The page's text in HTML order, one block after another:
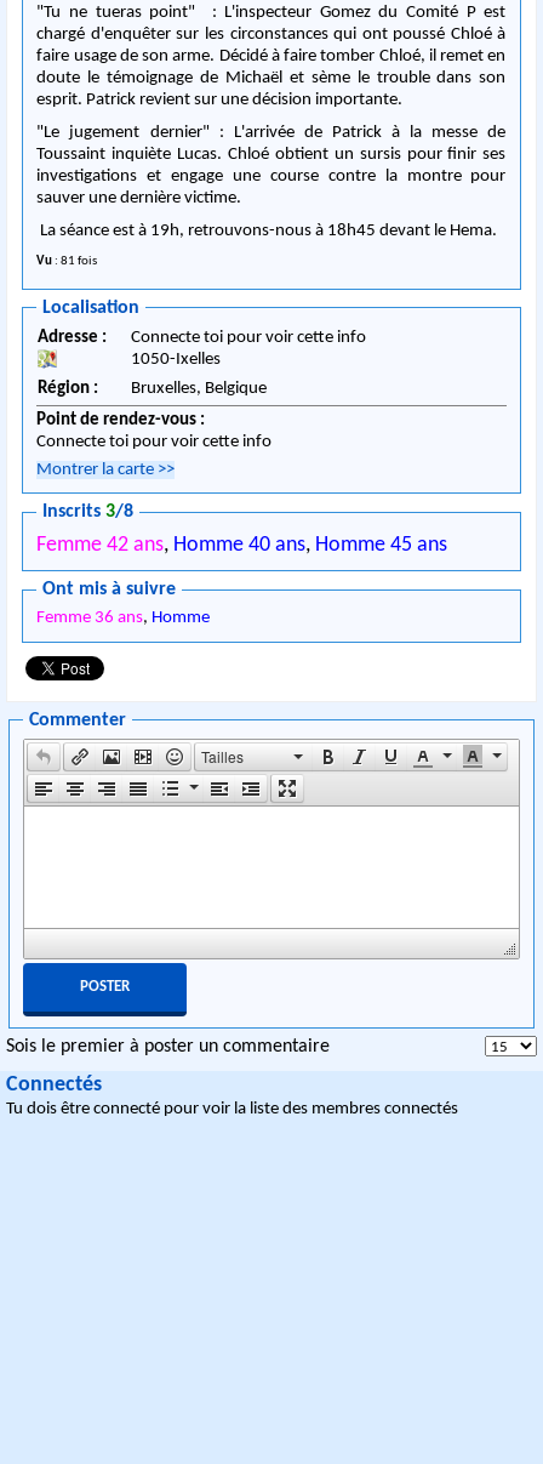
"Tu ne tueras point" : L'inspecteur Gomez du Comité P est
chargé d'enquêter sur les circonstances qui ont poussé Chloé à
faire usage de son arme. Décidé à faire tomber Chloé, il remet en
doute le témoignage de Michaël et sème le trouble dans son
esprit. Patrick revient sur une décision importante.
"Le jugement dernier" : L'arrivée de Patrick à la messe de
Toussaint inquiète Lucas. Chloé obtient un sursis pour finir ses
investigations et engage une course contre la montre pour
sauver une dernière victime.
La séance est à 19h, retrouvons-nous à 18h45 devant le Hema.
Vu : 81 fois
Localisation
Adresse :
Connecte toi pour voir cette info
1050-Ixelles
Région :
Bruxelles, Belgique
Point de rendez-vous :
Connecte toi pour voir cette info
Montrer la carte >>
Inscrits3/8
Femme 42 ans, Homme 40 ans, Homme 45 ans
Ont mis à suivre
Femme 36 ans, Homme
Commenter
Tailles
Sois le premier à poster un commentaire
Connectés
Tu dois être connecté pour voir la liste des membres connectés